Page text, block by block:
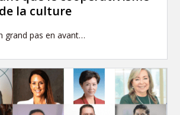
la culture
grand pas en avant…